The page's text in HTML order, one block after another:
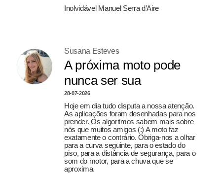
Inolvidável Manuel Serra d’Aire
Susana Esteves
A próxima moto pode
nunca ser sua
28-07-2026
Hoje em dia tudo disputa a nossa atenção.
As aplicações foram desenhadas para nos
prender. Os algoritmos sabem mais sobre
nós que muitos amigos (:) A moto faz
exatamente o contrário. Obriga-nos a olhar
para a curva seguinte, para o estado do
piso, para a distância de segurança, para o
som do motor, para a chuva que se
aproxima.